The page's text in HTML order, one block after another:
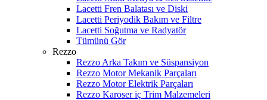
Lacetti Fren Balatası ve Diski
Lacetti Periyodik Bakım ve Filtre
Lacetti Soğutma ve Radyatör
Tümünü Gör
Rezzo
Rezzo Arka Takım ve Süspansiyon
Rezzo Motor Mekanik Parçaları
Rezzo Motor Elektrik Parçaları
Rezzo Karoser iç Trim Malzemeleri